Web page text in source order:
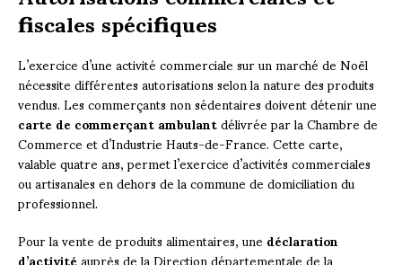
fiscales spécifiques
L’exercice d’une activité commerciale sur un marché de Noël
nécessite différentes autorisations selon la nature des produits
vendus. Les commerçants non sédentaires doivent détenir une
carte de commerçant ambulantdélivrée par la Chambre de
Commerce et d’Industrie Hauts-de-France. Cette carte,
valable quatre ans, permet l’exercice d’activités commerciales
ou artisanales en dehors de la commune de domiciliation du
professionnel.
Pour la vente de produits alimentaires, unedéclaration